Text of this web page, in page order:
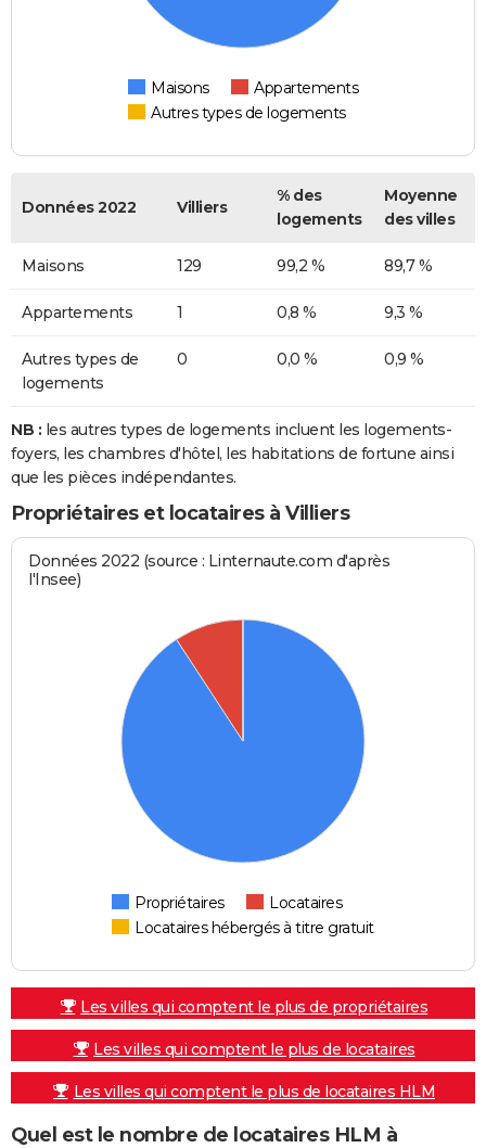
Maisons
Appartements
Autres types de logements
Données 2022 Villiers
% des
logements
Moyenne
des villes
Maisons 129 99,2 % 89,7 %
Appartements 1 0,8 % 9,3 %
Autres types de
logements
0 0,0 % 0,9 %
NB : les autres types de logements incluent les logements-
foyers, les chambres d'hôtel, les habitations de fortune ainsi
que les pièces indépendantes.
Propriétaires et locataires à Villiers
Données 2022 (source : Linternaute.com d'après
l'Insee)
Propriétaires
Locataires
Locataires hébergés à titre gratuit
Les villes qui comptent le plus de propriétaires
Les villes qui comptent le plus de locataires
Les villes qui comptent le plus de locataires HLM
Quel est le nombre de locataires HLM à